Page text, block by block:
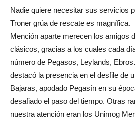
Nadie quiere necesitar sus servicios
Troner grúa de rescate es magnífica.
Mención aparte merecen los amigos
clásicos, gracias a los cuales cada
número de Pegasos, Leylands,
destacó la presencia en el desfile de
Bajaras, apodado Pegasín en su
desafiado el paso del tiempo. Otras
nuestra atención eran los Unimog